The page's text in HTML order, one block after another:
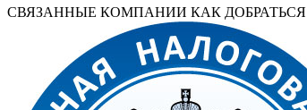
СВЯЗАННЫЕ КОМПАНИИ КАК ДОБРАТЬСЯ